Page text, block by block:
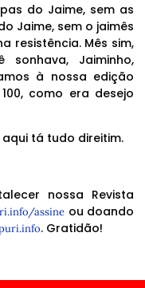
do Jaime, sem as
Jaime, sem o jaimês
resistência. Mês sim,
Jaiminho,
à nossa edição
como era desejo
tá tudo direitim.
nossa Revista
assine ou doando
. Gratidão!